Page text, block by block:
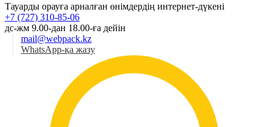
Тауарды орауға арналған өнімдердің интернет-дүкені
+7 (727) 310-85-06
дс-жм 9.00-дан 18.00-ға дейін
mail@webpack.kz
WhatsApp-қа жазу